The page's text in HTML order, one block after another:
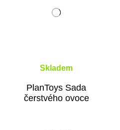
Skladem
PlanToys Sada
čerstvého ovoce